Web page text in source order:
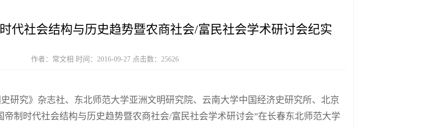
社会结构与历史趋势暨农商社会/富民社会学术研讨会纪实
作者：常文相 时间：2016-09-27 点击数： 25626
研究》杂志社、东北师范大学亚洲文明研究院、云南大学中国经济史研究所、北京
帝制时代社会结构与历史趋势暨农商社会/富民社会学术研讨会”在长春东北师范大学